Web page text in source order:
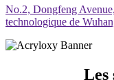
No.2, Dongfeng
technologique de
Les